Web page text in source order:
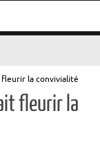
fleurir la convivialité
fleurir la